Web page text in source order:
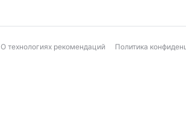
О технологиях рекомендаций Политика